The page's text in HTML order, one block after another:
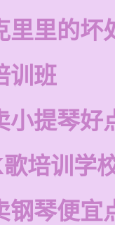
里里的坏
训班
小提琴好
培训学
钢琴便宜